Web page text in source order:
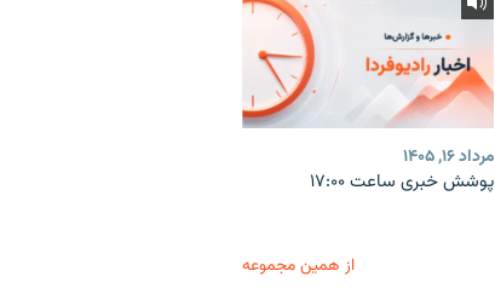
مرداد ۱۶, ۱۴۰۵
پوشش خبری ساعت ۱۷:۰۰
از همین مجموعه